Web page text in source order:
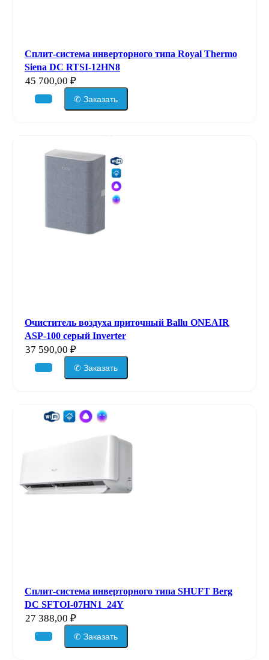
Сплит-система инверторного типа Royal Thermo
Siena DC RTSI-12HN8
45 700,00 ₽
✆ Заказать
Очиститель воздуха приточный Ballu ONEAIR
ASP-100 серый Inverter
37 590,00 ₽
✆ Заказать
Сплит-система инверторного типа SHUFT Berg
DC SFTOI-07HN1_24Y
27 388,00 ₽
✆ Заказать